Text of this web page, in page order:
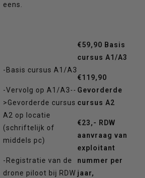
eens.
-Basis cursus A1/A3
-Vervolg op A1/A3--
>Gevorderde cursus
A2 op locatie
(schriftelijk of
middels pc)
-Registratie van de
drone piloot bij RDW
€59,90 Basis
cursus A1/A3
€119,90
Gevorderde
cursus A2
€23,- RDW
aanvraag van
exploitant
nummer per
jaar,